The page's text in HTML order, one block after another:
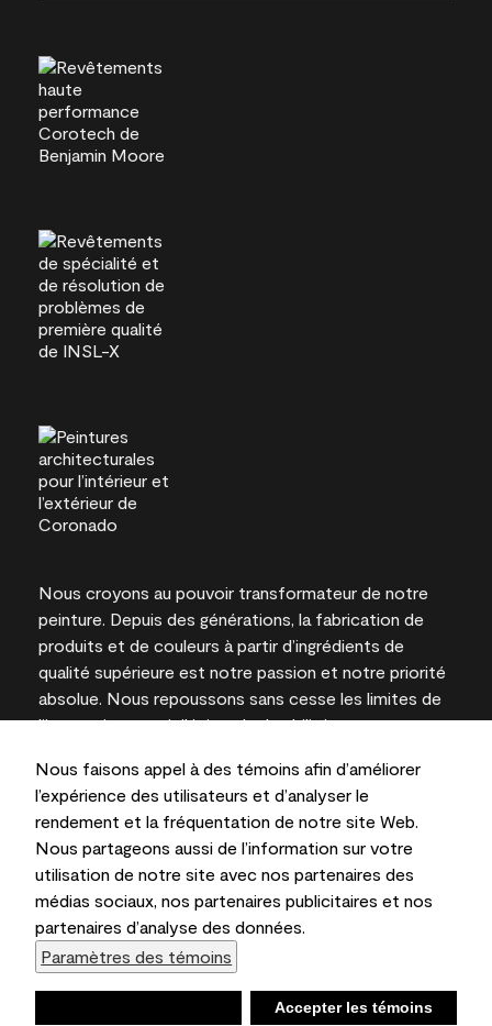
Nous faisons appel à des témoins afin d’améliorer
l’expérience des utilisateurs et d’analyser le
rendement et la fréquentation de notre site Web.
Nous partageons aussi de l’information sur votre
utilisation de notre site avec nos partenaires des
médias sociaux, nos partenaires publicitaires et nos
partenaires d’analyse des données.
Paramètres des témoins
Accepter les témoins
Nous croyons au pouvoir transformateur de notre
peinture. Depuis des générations, la fabrication de
produits et de couleurs à partir d’ingrédients de
qualité supérieure est notre passion et notre priorité
absolue. Nous repoussons sans cesse les limites de
l’innovation et privilégions la durabilité pour
l’expertise locale.
Les couleurs représentées à l’écran et sur les
documents imprimés peuvent différer des couleurs
en contenant.